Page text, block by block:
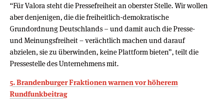
“Für Valora steht die Pressefreiheit an oberster Stelle. Wir wollen
aber denjenigen, die die freiheitlich-demokratische
Grundordnung Deutschlands – und damit auch die Presse-
und Meinungsfreiheit – verächtlich machen und darauf
abzielen, sie zu überwinden, keine Plattform bieten”, teilt die
Pressestelle des Unternehmens mit.
5. Brandenburger Fraktionen warnen vor höherem
Rundfunkbeitrag